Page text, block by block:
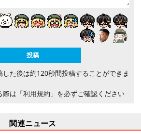
た後は約120秒間投稿することができま
際は 「利用規約」 を必ずご確認ください
関連ニュース